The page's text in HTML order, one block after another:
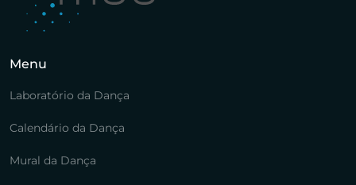
Menu
Laboratório da Dança
Calendário da Dança
Mural da Dança